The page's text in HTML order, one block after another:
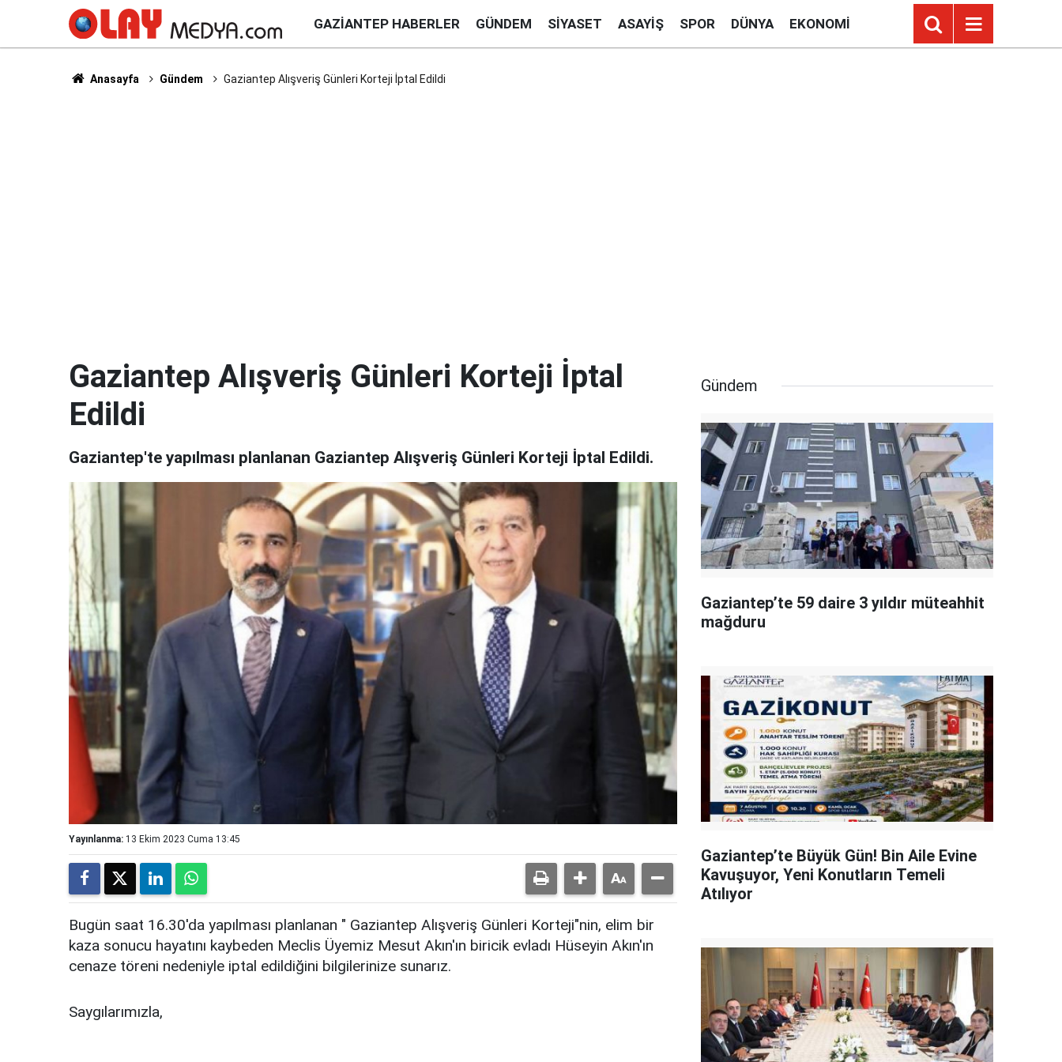
GAZIANTEP HABERLER GÜNDEM SIYASET ASAYIŞ SPOR DÜNYA EKONOMI
Anasayfa Gündem Gaziantep Alışveriş Günleri Korteji İptal Edildi
Gaziantep Alışveriş Günleri Korteji İptal
Edildi
Gaziantep'te yapılması planlanan Gaziantep Alışveriş Günleri Korteji İptal Edildi.
Yayınlanma: 13 Ekim 2023 Cuma 13:45
Bugün saat 16.30'da yapılması planlanan " Gaziantep Alışveriş Günleri Korteji"nin, elim bir
kaza sonucu hayatını kaybeden Meclis Üyemiz Mesut Akın'ın biricik evladı Hüseyin Akın'ın
cenaze töreni nedeniyle iptal edildiğini bilgilerinize sunarız.
Saygılarımızla,
Gündem
Gaziantep’te 59 daire 3 yıldır müteahhit
mağduru
Gaziantep’te Büyük Gün! Bin Aile Evine
Kavuşuyor, Yeni Konutların Temeli
Atılıyor